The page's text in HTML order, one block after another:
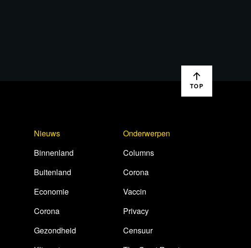
TOP
Nieuws
Binnenland
Buitenland
Economie
Corona
Gezondheid
Onderwerpen
Columns
Corona
Vaccin
Privacy
Censuur